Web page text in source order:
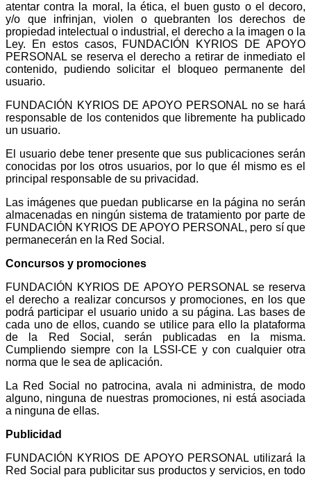
atentar contra la moral, la ética, el buen gusto o el decoro,
y/o que infrinjan, violen o quebranten los derechos de
propiedad intelectual o industrial, el derecho a la imagen o la
Ley. En estos casos, FUNDACIÓN KYRIOS DE APOYO
PERSONAL se reserva el derecho a retirar de inmediato el
contenido, pudiendo solicitar el bloqueo permanente del
usuario.
FUNDACIÓN KYRIOS DE APOYO PERSONAL no se hará
responsable de los contenidos que libremente ha publicado
un usuario.
El usuario debe tener presente que sus publicaciones serán
conocidas por los otros usuarios, por lo que él mismo es el
principal responsable de su privacidad.
Las imágenes que puedan publicarse en la página no serán
almacenadas en ningún sistema de tratamiento por parte de
FUNDACIÓN KYRIOS DE APOYO PERSONAL, pero sí que
permanecerán en la Red Social.
Concursos y promociones
FUNDACIÓN KYRIOS DE APOYO PERSONAL se reserva
el derecho a realizar concursos y promociones, en los que
podrá participar el usuario unido a su página. Las bases de
cada uno de ellos, cuando se utilice para ello la plataforma
de la Red Social, serán publicadas en la misma.
Cumpliendo siempre con la LSSI-CE y con cualquier otra
norma que le sea de aplicación.
La Red Social no patrocina, avala ni administra, de modo
alguno, ninguna de nuestras promociones, ni está asociada
a ninguna de ellas.
Publicidad
FUNDACIÓN KYRIOS DE APOYO PERSONAL utilizará la
Red Social para publicitar sus productos y servicios, en todo